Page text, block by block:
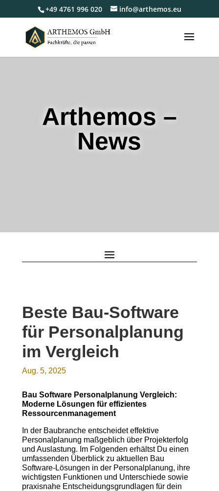
+49 4761 996 020 info@arthemos.eu
Arthemos –
News
Beste Bau-Software
für Personalplanung
im Vergleich
Aug. 5, 2025
Bau Software Personalplanung Vergleich:
Moderne Lösungen für effizientes
Ressourcenmanagement
In der Baubranche entscheidet effektive
Personalplanung maßgeblich über Projekterfolg
und Auslastung. Im Folgenden erhältst Du einen
umfassenden Überblick zu aktuellen Bau
Software-Lösungen in der Personalplanung, ihre
wichtigsten Funktionen und Unterschiede sowie
praxisnahe Entscheidungsgrundlagen für dein